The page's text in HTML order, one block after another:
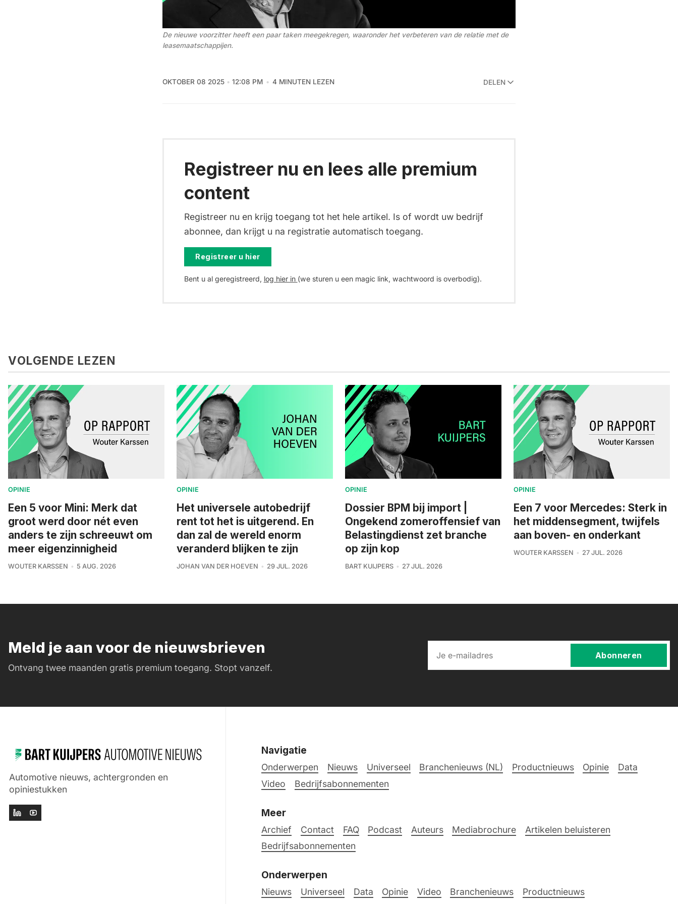
De nieuwe voorzitter heeft een paar taken meegekregen, waaronder het verbeteren van de relatie met de
leasemaatschappijen.
OKTOBER 08 2025 12:08 PM 4 MINUTEN LEZEN DELEN
Registreer nu en lees alle premium
content
Registreer nu en krijg toegang tot het hele artikel. Is of wordt uw bedrijf
abonnee, dan krijgt u na registratie automatisch toegang.
Registreer u hier
Bent u al geregistreerd, log hier in (we sturen u een magic link, wachtwoord is overbodig).
VOLGENDE LEZEN
OPINIE
Een 5 voor Mini: Merk dat
groot werd door nét even
anders te zijn schreeuwt om
meer eigenzinnigheid
WOUTER KARSSEN 5 AUG. 2026
OPINIE
Het universele autobedrijf
rent tot het is uitgerend. En
dan zal de wereld enorm
veranderd blijken te zijn
JOHAN VAN DER HOEVEN 29 JUL. 2026
OPINIE
Dossier BPM bij import |
Ongekend zomeroffensief van
Belastingdienst zet branche
op zijn kop
BART KUIJPERS 27 JUL. 2026
OPINIE
Een 7 voor Mercedes: Sterk in
het middensegment, twijfels
aan boven- en onderkant
WOUTER KARSSEN 27 JUL. 2026
Meld je aan voor de nieuwsbrieven
Ontvang twee maanden gratis premium toegang. Stopt vanzelf.
Abonneren
Automotive nieuws, achtergronden en
opiniestukken
Navigatie
Onderwerpen Nieuws Universeel Branchenieuws (NL) Productnieuws Opinie
Data
Video
Bedrijfsabonnementen
Meer
Archief Contact FAQ Podcast Auteurs Mediabrochure
Artikelen beluisteren
Bedrijfsabonnementen
Onderwerpen
Nieuws Universeel Data Opinie Video Branchenieuws Productnieuws